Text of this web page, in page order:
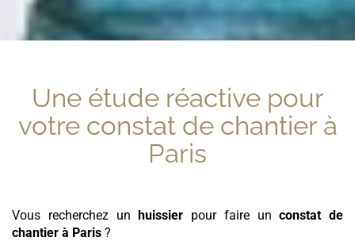
Une étude réactive pour
votre constat de chantier à
Paris
Vous recherchez unhuissier pour faire unconstat de
chantier à Paris ?